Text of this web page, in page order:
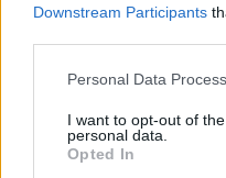
Downstream Participants
Personal Data
I want to opt-out of
personal data.
Opted In
de la Sierra a celebrar
Esta sierra se eleva
penillanura. Si a esto le
contemplar gran
veinte en un día